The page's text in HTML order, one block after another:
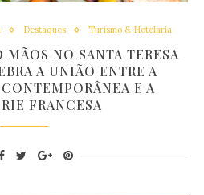
Destaques Turismo & Hotelaria
MÃOS NO SANTA TERESA
A UNIÃO ENTRE A
E A
FRANCESA